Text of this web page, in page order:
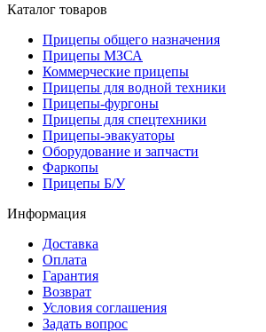
Каталог товаров
Прицепы общего назначения
Прицепы МЗСА
Коммерческие прицепы
Прицепы для водной техники
Прицепы-фургоны
Прицепы для спецтехники
Прицепы-эвакуаторы
Оборудование и запчасти
Фаркопы
Прицепы Б/У
Информация
Доставка
Оплата
Гарантия
Возврат
Условия соглашения
Задать вопрос